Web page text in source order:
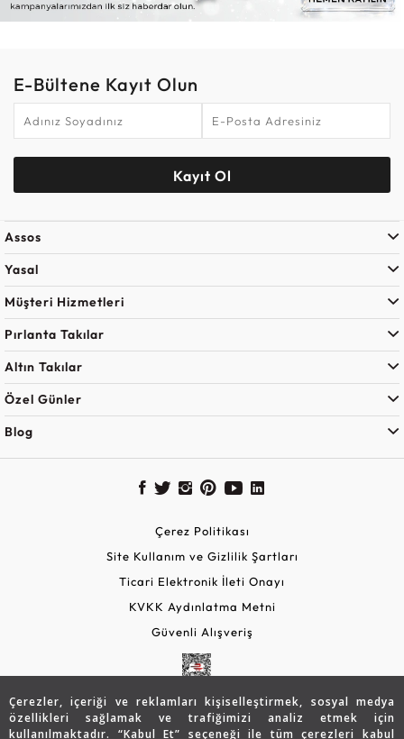
Çerezler, içeriği ve reklamları kişiselleştirmek, sosyal medya
özellikleri sağlamak ve trafiğimizi analiz etmek için
kullanılmaktadır. “Kabul Et” seçeneği ile tüm çerezleri kabul
E-Bültene Kayıt Olun
Kayıt Ol
Assos
Yasal
Müşteri Hizmetleri
Pırlanta Takılar
Altın Takılar
Özel Günler
Blog
Çerez Politikası
Site Kullanım ve Gizlilik Şartları
Ticari Elektronik İleti Onayı
KVKK Aydınlatma Metni
Güvenli Alışveriş